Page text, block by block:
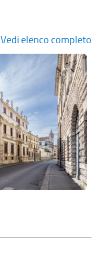
Vedi elenco completo